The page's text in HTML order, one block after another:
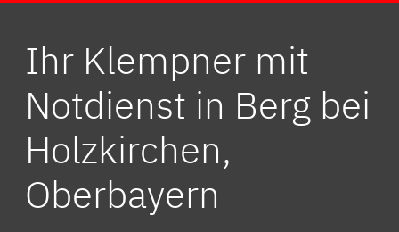
Ihr Klempner mit
Notdienst in Berg bei
Holzkirchen,
Oberbayern